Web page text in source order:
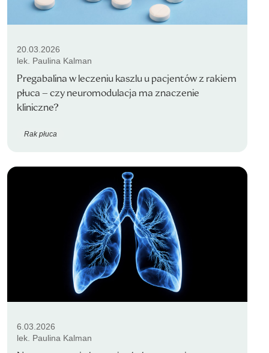
20.03.2026
lek. Paulina Kalman
Pregabalina w leczeniu kaszlu u pacjentów z rakiem
płuca – czy neuromodulacja ma znaczenie
kliniczne?
Rak płuca
6.03.2026
lek. Paulina Kalman